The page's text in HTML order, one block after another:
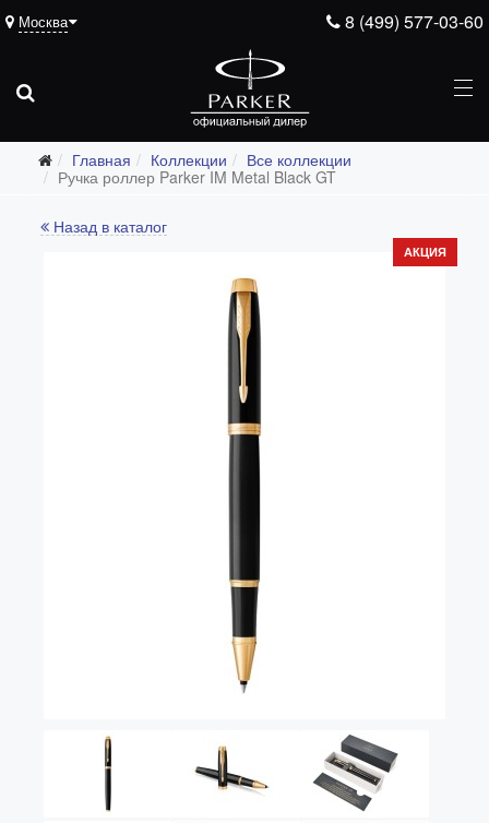
8 (499) 577-03-60
Москва
Главная Коллекции
Все коллекции
Ручка роллер Parker IM Metal Black GT
Назад в каталог
АКЦИЯ
Все коллекции
Ingenuity (от 35'305 р.)
Sonnet (от 13'000 р.)
Parker 51 (от 14'600 р.)